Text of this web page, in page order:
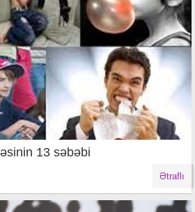
13 səbəbi
Ətraflı